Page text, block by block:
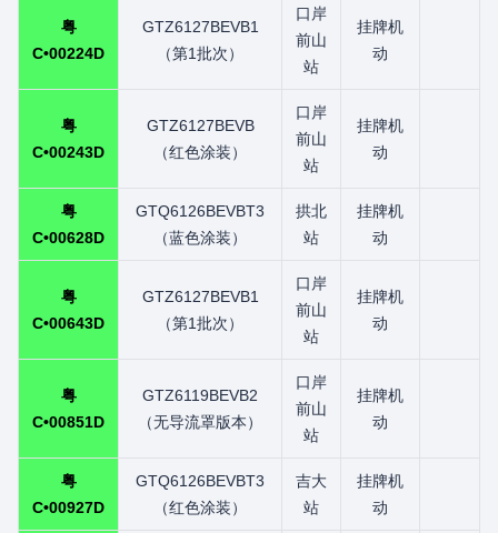
粤
C•00224D
GTZ6127BEVB1
（第1批次）
口岸
前山
站
挂牌机
动
粤
C•00243D
GTZ6127BEVB
（红色涂装）
口岸
前山
站
挂牌机
动
粤
C•00628D
GTQ6126BEVBT3
（蓝色涂装）
拱北
站
挂牌机
动
粤
C•00643D
GTZ6127BEVB1
（第1批次）
口岸
前山
站
挂牌机
动
粤
C•00851D
GTZ6119BEVB2
（无导流罩版本）
口岸
前山
站
挂牌机
动
粤
C•00927D
GTQ6126BEVBT3
（红色涂装）
吉大
站
挂牌机
动